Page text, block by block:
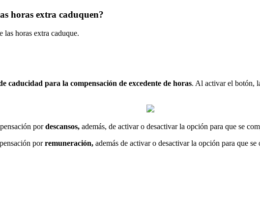
horas extra caduquen?
las horas extra caduque.
caducidad para la compensación de excedente de horas. Al activar el botón,
ón por descansos, además, de activar o desactivar la opción para que se
ón por remuneración, además de activar o desactivar la opción para que se